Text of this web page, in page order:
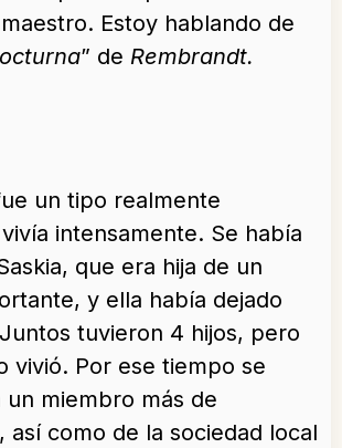
Estoy hablando de
” de Rembrandt.
un tipo realmente
intensamente. Se había
que era hija de un
y ella había dejado
tuvieron 4 hijos, pero
vivió. Por ese tiempo se
miembro más de
así como de la sociedad local